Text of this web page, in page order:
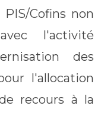
Cofins non
l'activité
des
l'allocation
recours à la